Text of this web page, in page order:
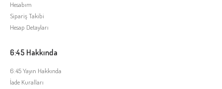
Hesabım
Sipariş Takibi
Hesap Detayları
6:45 Hakkında
6:45 Yayın Hakkında
İade Kuralları